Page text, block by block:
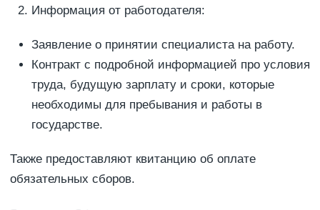
Информация от работодателя:
Заявление о принятии специалиста на работу.
Контракт с подробной информацией про условия
труда, будущую зарплату и сроки, которые
необходимы для пребывания и работы в
государстве.
Также предоставляют квитанцию об оплате
обязательных сборов.